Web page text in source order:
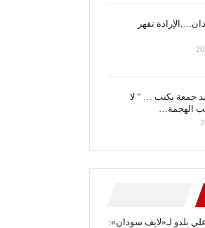
تقهر
جمعة يكتب … ” لا
الهجمة…
بلدو لـ«لايف سودان»: